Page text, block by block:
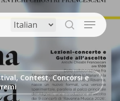
search
Menu
Contest, Concorsi e